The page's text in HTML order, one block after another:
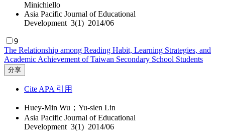
Minichiello
Asia Pacific Journal of Educational
Development 3(1) 2014/06
9
The Relationship among Reading Habit, Learning Strategies, and
Academic Achievement of Taiwan Secondary School Students
分享
Cite APA 引用
Huey-Min Wu；Yu-sien Lin
Asia Pacific Journal of Educational
Development 3(1) 2014/06